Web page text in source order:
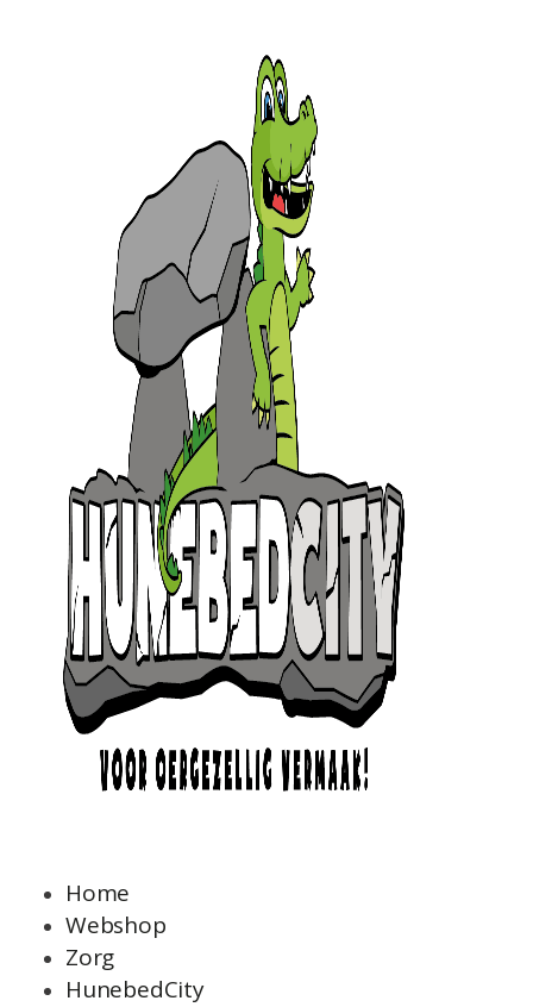
Home
Webshop
Zorg
HunebedCity